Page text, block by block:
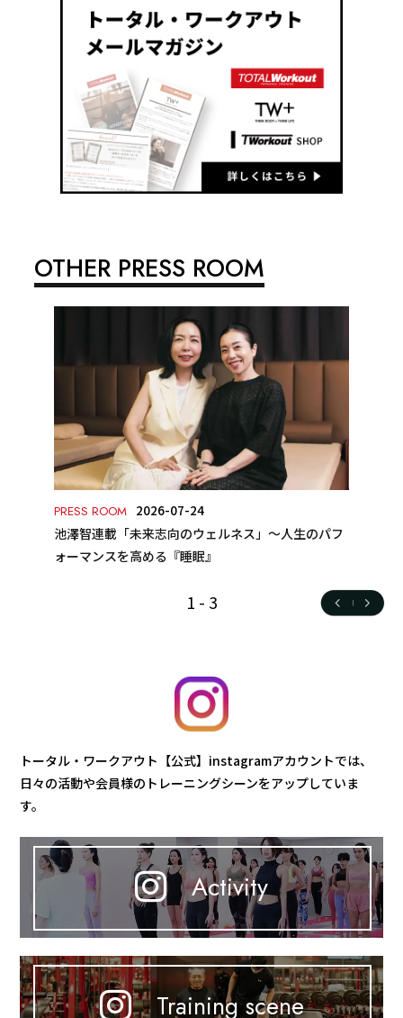
OTHER PRESS ROOM
PRESS ROOM 2026-07-24
池澤智連載「未来志向のウェルネス」～人生のパフ
ォーマンスを高める『睡眠』
1 - 3
トータル・ワークアウト【公式】instagramアカウントでは、
日々の活動や会員様のトレーニングシーンをアップしていま
す。
Activity
Training scene